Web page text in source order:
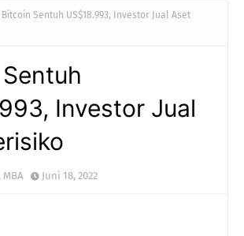
Bitcoin Sentuh US$18.993, Investor Jual Aset
Investor Jual
Juni 18, 2022